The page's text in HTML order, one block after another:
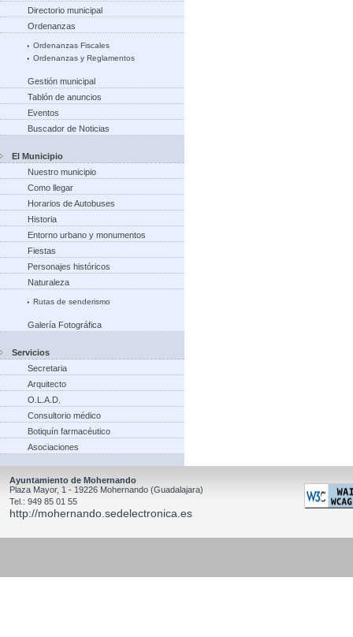
Directorio municipal
Ordenanzas
Ordenanzas Fiscales
Ordenanzas y Reglamentos
Gestión municipal
Tablón de anuncios
Eventos
Buscador de Noticias
El Municipio
Nuestro municipio
Como llegar
Horarios de Autobuses
Historia
Entorno urbano y monumentos
Fiestas
Personajes históricos
Naturaleza
Rutas de senderismo
Galería Fotográfica
Servicios
Secretaria
Arquitecto
O.L.A.D.
Consultorio médico
Botiquín farmacéutico
Asociaciones
Ayuntamiento de Mohernando
Plaza Mayor, 1 - 19226 Mohernando (Guadalajara)
Tel.: 949 85 01 55
http://mohernando.sedelectronica.es